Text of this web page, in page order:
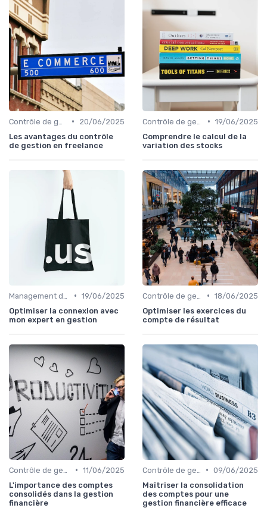
•
20/06/2025
Les avantages du contrôle
de gestion en freelance
• 19/06/2025
Comprendre le calcul de la
variation des stocks
• 19/06/2025
Optimiser la connexion avec
mon expert en gestion
• 18/06/2025
Optimiser les exercices du
compte de résultat
• 11/06/2025
L'importance des comptes
consolidés dans la gestion
financière
• 09/06/2025
Maîtriser la consolidation
des comptes pour une
gestion financière efficace